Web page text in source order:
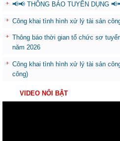
📢📢 THÔNG BÁO TUYỂN DỤNG
Công khai tình hình xử lý tài sản
Thông báo thời gian tổ chức sơ
năm 2026
Công khai tình hình xử lý tài sản
công)
VIDEO NỔI BẬT